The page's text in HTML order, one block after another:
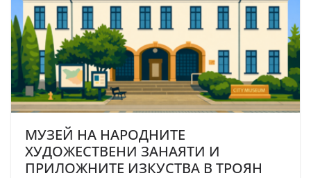
МУЗЕЙ НА НАРОДНИТЕ
ХУДОЖЕСТВЕНИ ЗАНАЯТИ И
ПРИЛОЖНИТЕ ИЗКУСТВА В ТРОЯН